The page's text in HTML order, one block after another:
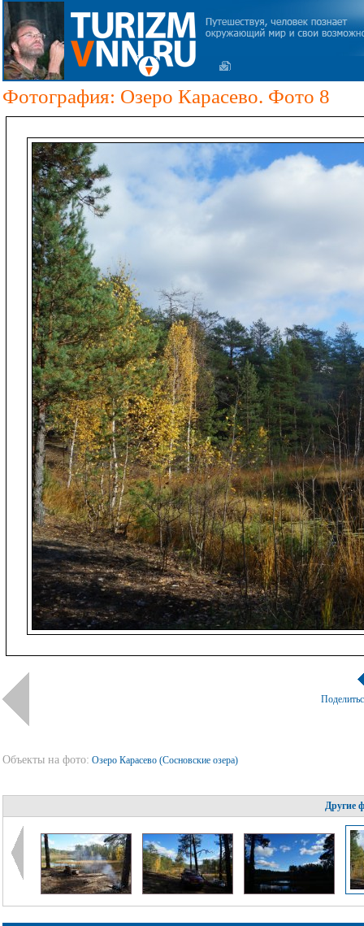
Фотография: Озеро Карасево. Фото 8
Объекты на фото: Озеро Карасево (Сосновские озера)
Другие